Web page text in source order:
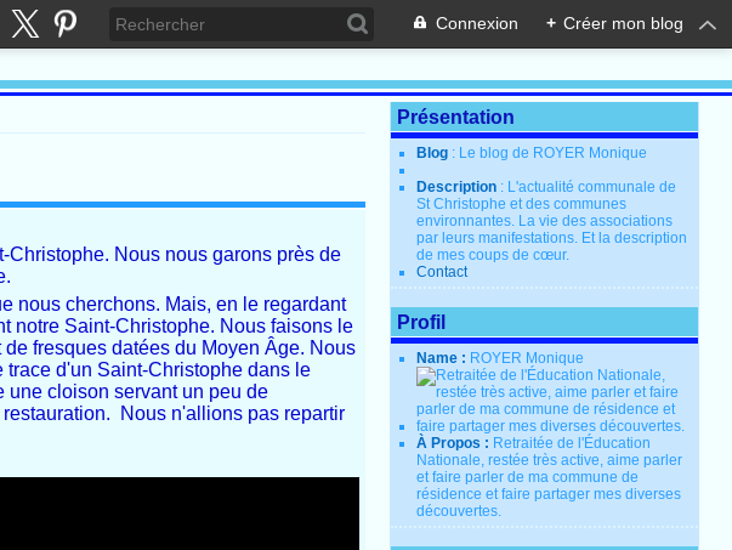
Connexion + Créer mon blog
Nous nous garons près de
nous cherchons. Mais, en le regardant
notre Saint-Christophe. Nous faisons le
fresques datées du Moyen Âge. Nous
d'un Saint-Christophe dans le
une cloison servant un peu de
Nous n'allions pas repartir
Présentation
Blog : Le blog de ROYER Monique
Description : L'actualité communale de
St Christophe et des communes
environnantes. La vie des associations
par leurs manifestations. Et la description
de mes coups de cœur.
Contact
Profil
Name : ROYER Monique
À Propos : Retraitée de l'Éducation
Nationale, restée très active, aime parler
et faire parler de ma commune de
résidence et faire partager mes diverses
découvertes.